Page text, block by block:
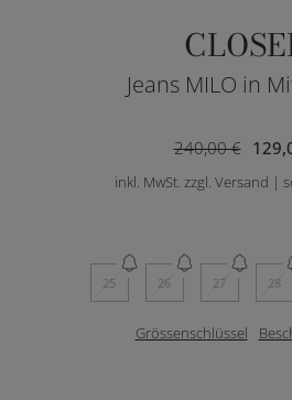
Jeans MILO in
240,00 €
inkl. MwSt. zzgl. Versand |
25 26 27 28
Grössenschlüssel